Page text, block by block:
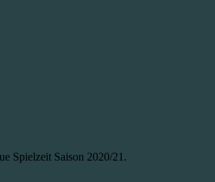
Spielzeit Saison 2020/21.